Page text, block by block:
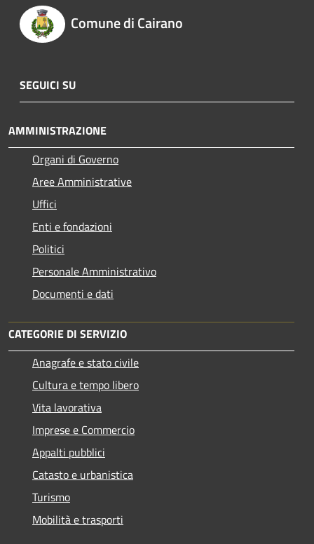
Comune di Cairano
SEGUICI SU
AMMINISTRAZIONE
Organi di Governo
Aree Amministrative
Uffici
Enti e fondazioni
Politici
Personale Amministrativo
Documenti e dati
CATEGORIE DI SERVIZIO
Anagrafe e stato civile
Cultura e tempo libero
Vita lavorativa
Imprese e Commercio
Appalti pubblici
Catasto e urbanistica
Turismo
Mobilità e trasporti